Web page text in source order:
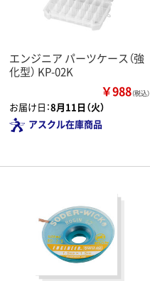
エンジニア パーツケース（強
化型） KP-02K
￥988（税込）
お届け日：8月11日（火）
アスクル在庫商品